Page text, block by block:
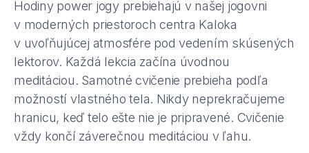
Hodiny power jogy prebiehajú v našej jogovni
v moderných priestoroch centra Kaloka
v uvoľňujúcej atmosfére pod vedením skúsených
lektorov. Každá lekcia začína úvodnou
meditáciou. Samotné cvičenie prebieha podľa
možností vlastného tela. Nikdy neprekračujeme
hranicu, keď telo ešte nie je pripravené. Cvičenie
vždy končí záverečnou meditáciou v ľahu.